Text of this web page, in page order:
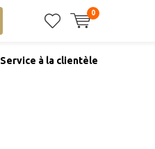
0
Service à la clientèle